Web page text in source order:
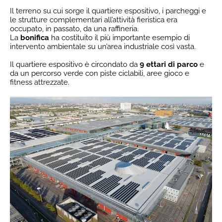
Il terreno su cui sorge il quartiere espositivo, i parcheggi e
le strutture complementari all’attività fieristica era
occupato, in passato, da una raffineria.
La bonifica ha costituito il più importante esempio di
intervento ambientale su un’area industriale così vasta.
Il quartiere espositivo è circondato da 9 ettari di parco e
da un percorso verde con piste ciclabili, aree gioco e
fitness attrezzate.